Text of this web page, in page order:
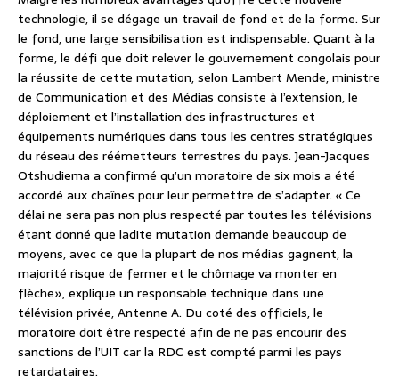
technologie, il se dégage un travail de fond et de la forme. Sur
le fond, une large sensibilisation est indispensable. Quant à la
forme, le défi que doit relever le gouvernement congolais pour
la réussite de cette mutation, selon Lambert Mende, ministre
de Communication et des Médias consiste à l’extension, le
déploiement et l’installation des infrastructures et
équipements numériques dans tous les centres stratégiques
du réseau des réémetteurs terrestres du pays. Jean-Jacques
Otshudiema a confirmé qu’un moratoire de six mois a été
accordé aux chaînes pour leur permettre de s’adapter. « Ce
délai ne sera pas non plus respecté par toutes les télévisions
étant donné que ladite mutation demande beaucoup de
moyens, avec ce que la plupart de nos médias gagnent, la
majorité risque de fermer et le chômage va monter en
flèche», explique un responsable technique dans une
télévision privée, Antenne A. Du coté des officiels, le
moratoire doit être respecté afin de ne pas encourir des
sanctions de l’UIT car la RDC est compté parmi les pays
retardataires.